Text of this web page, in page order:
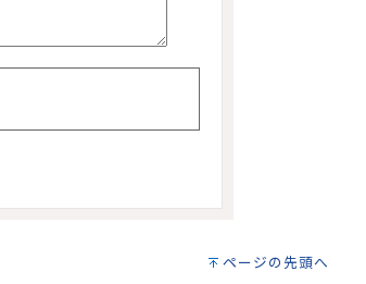
ページの先頭へ